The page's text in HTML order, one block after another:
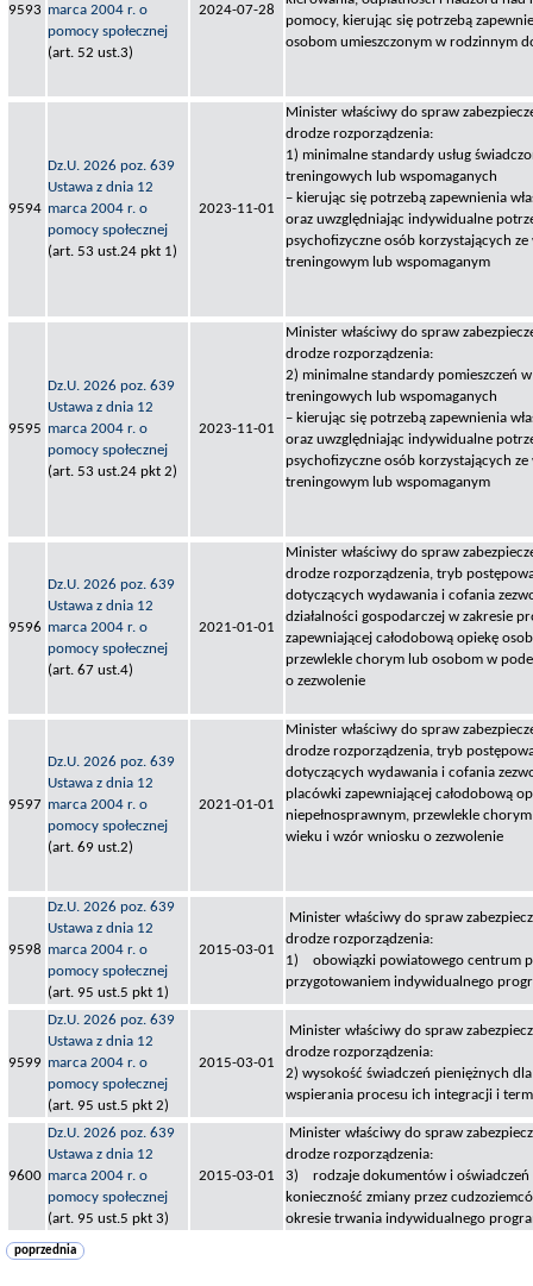
9593 marca 2004 r. o
pomocy społecznej
(art. 52 ust.3)
2024-07-28
pomocy, kierując się potrzebą
osobom umieszczonym w rodzinnym
9594
Dz.U. 2026 poz. 639
Ustawa z dnia 12
marca 2004 r. o
pomocy społecznej
(art. 53 ust.24 pkt 1)
2023-11-01
Minister właściwy do spraw
drodze rozporządzenia:
1) minimalne standardy usług
treningowych lub wspomaganych
– kierując się potrzebą zapewnienia
oraz uwzględniając indywidualne
psychofizyczne osób korzystających
treningowym lub wspomaganym
9595
Dz.U. 2026 poz. 639
Ustawa z dnia 12
marca 2004 r. o
pomocy społecznej
(art. 53 ust.24 pkt 2)
2023-11-01
Minister właściwy do spraw
drodze rozporządzenia:
2) minimalne standardy pomieszczeń
treningowych lub wspomaganych
– kierując się potrzebą zapewnienia
oraz uwzględniając indywidualne
psychofizyczne osób korzystających
treningowym lub wspomaganym
9596
Dz.U. 2026 poz. 639
Ustawa z dnia 12
marca 2004 r. o
pomocy społecznej
(art. 67 ust.4)
2021-01-01
Minister właściwy do spraw
drodze rozporządzenia, tryb
dotyczących wydawania i cofania
działalności gospodarczej w zakresie
zapewniającej całodobową opiekę
przewlekle chorym lub osobom w
o zezwolenie
9597
Dz.U. 2026 poz. 639
Ustawa z dnia 12
marca 2004 r. o
pomocy społecznej
(art. 69 ust.2)
2021-01-01
Minister właściwy do spraw
drodze rozporządzenia, tryb
dotyczących wydawania i cofania
placówki zapewniającej całodobową
niepełnosprawnym, przewlekle
wieku i wzór wniosku o zezwolenie
9598
Dz.U. 2026 poz. 639
Ustawa z dnia 12
marca 2004 r. o
pomocy społecznej
(art. 95 ust.5 pkt 1)
2015-03-01
Minister właściwy do spraw
drodze rozporządzenia:
1) obowiązki powiatowego centrum
przygotowaniem indywidualnego
9599
Dz.U. 2026 poz. 639
Ustawa z dnia 12
marca 2004 r. o
pomocy społecznej
(art. 95 ust.5 pkt 2)
2015-03-01
Minister właściwy do spraw
drodze rozporządzenia:
2) wysokość świadczeń pieniężnych
wspierania procesu ich integracji i
9600
Dz.U. 2026 poz. 639
Ustawa z dnia 12
marca 2004 r. o
pomocy społecznej
(art. 95 ust.5 pkt 3)
2015-03-01
Minister właściwy do spraw
drodze rozporządzenia:
3) rodzaje dokumentów i oświadczeń
konieczność zmiany przez
okresie trwania indywidualnego
poprzednia